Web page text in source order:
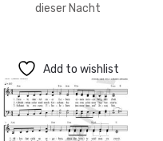
dieser Nacht
Add to wishlist